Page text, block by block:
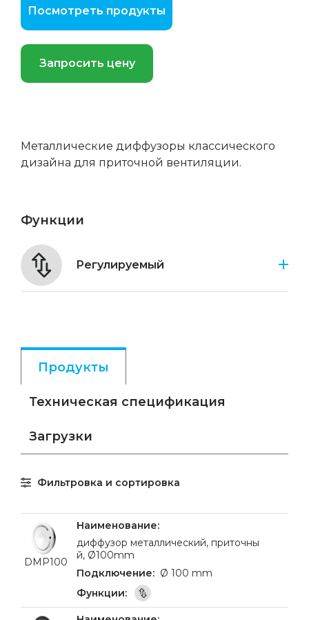
Посмотреть продукты
Запросить цену
Металлические диффузоры классического
дизайна для приточной вентиляции.
Функции
Регулируемый
Продукты
Техническая спецификация
Загрузки
Фильтровка и сортировка
DMP100
диффузор металлический, приточны
й, Ø100mm
Ø 100 mm